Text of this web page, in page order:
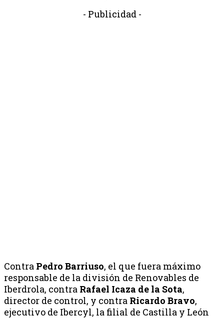
- Publicidad -
Contra Pedro Barriuso, el que fuera máximo
responsable de la división de Renovables de
Iberdrola, contra Rafael Icaza de la Sota,
director de control, y contra Ricardo Bravo,
ejecutivo de Ibercyl, la filial de Castilla y León